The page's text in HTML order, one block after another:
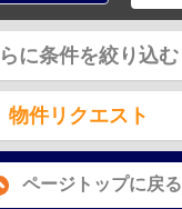
に条件を絞り込む
物件リクエスト
ページトップに戻る